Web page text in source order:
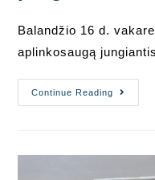
Balandžio 16 d.
aplinkosaugą
Continue Reading
Kinas“